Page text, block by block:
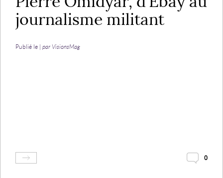
journalisme militant
Publié le | par VisionsMag
0